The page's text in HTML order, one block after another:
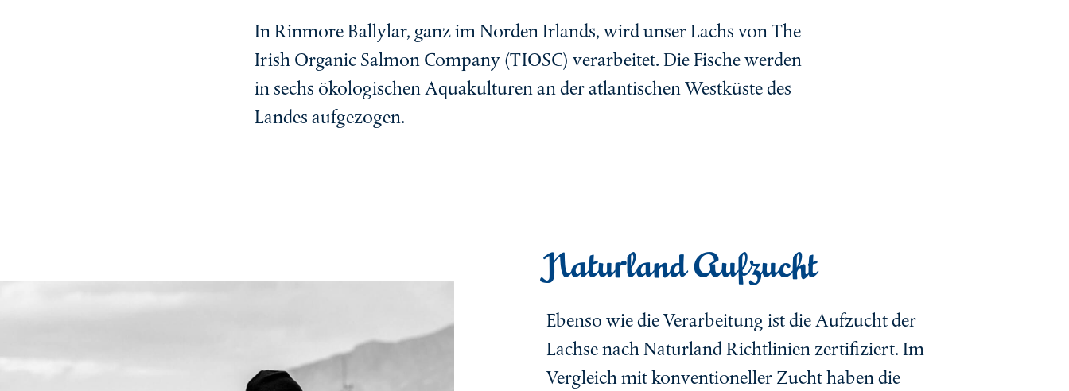
Lachsfischer Kevin
Metzgerin Silvia
In Rinmore Ballylar, ganz im Norden Irlands, wird unser Lachs von The
Irish Organic Salmon Company (TIOSC) verarbeitet. Die Fische werden
in sechs ökologischen Aquakulturen an der atlantischen Westküste des
Landes aufgezogen.
Naturland Aufzucht
Ebenso wie die Verarbeitung ist die Aufzucht der
Lachse nach Naturland Richtlinien zertifiziert. Im
Vergleich mit konventioneller Zucht haben die